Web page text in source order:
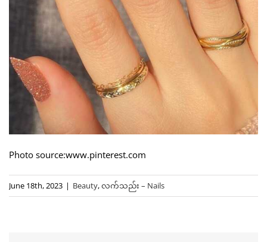
Photo source:www.pinterest.com
June 18th, 2023 | Beauty,လက်သည်း – Nails